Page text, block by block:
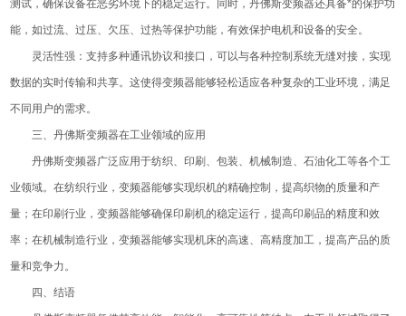
测试，确保设备在恶劣环境下的稳定运行。同时，丹佛斯变频器还具备*的保护功
能，如过流、过压、欠压、过热等保护功能，有效保护电机和设备的安全。
灵活性强：支持多种通讯协议和接口，可以与各种控制系统无缝对接，实现
数据的实时传输和共享。这使得变频器能够轻松适应各种复杂的工业环境，满足
不同用户的需求。
三、丹佛斯变频器在工业领域的应用
丹佛斯变频器广泛应用于纺织、印刷、包装、机械制造、石油化工等各个工
业领域。在纺织行业，变频器能够实现织机的精确控制，提高织物的质量和产
量；在印刷行业，变频器能够确保印刷机的稳定运行，提高印刷品的精度和效
率；在机械制造行业，变频器能够实现机床的高速、高精度加工，提高产品的质
量和竞争力。
四、结语